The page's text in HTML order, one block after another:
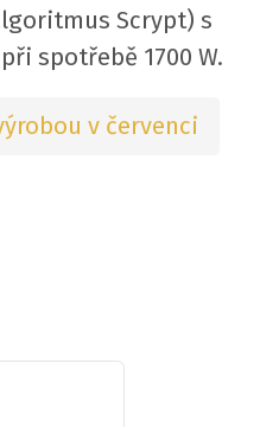
Scrypt) s
spotřebě 1700 W.
v červenci